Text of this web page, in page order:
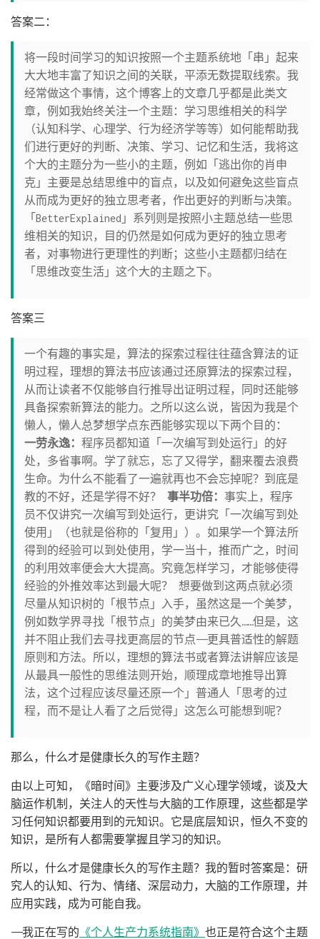
答案二：
将一段时间学习的知识按照一个主题系统地「串」起来
大大地丰富了知识之间的关联，平添无数提取线索。我
经常做这个事情，这个博客上的文章几乎都是此类文
章，例如我始终关注一个主题：学习思维相关的科学
（认知科学、心理学、行为经济学等等）如何能帮助我
们进行更好的判断、决策、学习、记忆和生活，我将这
个大的主题分为一些小的主题，例如「逃出你的肖申
克」主要是总结思维中的盲点，以及如何避免这些盲点
从而成为更好的独立思考者，作出更好的判断与决策。
「BetterExplained」系列则是按照小主题总结一些思
维相关的知识，目的仍然是如何成为更好的独立思考
者，对事物进行更理性的判断；这些小主题都归结在
「思维改变生活」这个大的主题之下。
答案三
一个有趣的事实是，算法的探索过程往往蕴含算法的证
明过程，理想的算法书应该通过还原算法的探索过程，
从而让读者不仅能够自行推导出证明过程，同时还能够
具备探索新算法的能力。之所以这么说，皆因为我是个
懒人，懒人总梦想学点东西能够实现以下两个目的：
一劳永逸： 程序员都知道「一次编写到处运行」的好
处，多省事啊。学了就忘，忘了又得学，翻来覆去浪费
生命。为什么不能看了一遍就再也不会忘掉呢？到底是
教的不好，还是学得不好？ 事半功倍： 事实上，程序
员不仅讲究一次编写到处运行，更讲究「一次编写到处
使用」（也就是俗称的「复用」）。如果学一个算法所
得到的经验可以到处使用，学一当十，推而广之，时间
的利用效率便会大大提高。究竟怎样学习，才能够使得
经验的外推效率达到最大呢？ 想要做到这两点就必须
尽量从知识树的「根节点」入手，虽然这是一个美梦，
例如数学界寻找「根节点」的美梦由来已久……但是，这
并不阻止我们去寻找更高层的节点——更具普适性的解题
原则和方法。所以，理想的算法书或者算法讲解应该是
从最具一般性的思维法则开始，顺理成章地推导出算
法，这个过程应该尽量还原一个」普通人「思考的过
程，而不是让人看了之后觉得」这怎么可能想到呢？
那么，什么才是健康长久的写作主题？
由以上可知，《暗时间》主要涉及广义心理学领域，谈及大
脑运作机制，关注人的天性与大脑的工作原理，这些都是学
习任何知识都要用到的元知识。它是底层知识，恒久不变的
知识，是所有人都需要掌握且学习的知识。
所以，什么才是健康长久的写作主题？我的暂时答案是：研
究人的认知、行为、情绪、深层动力，大脑的工作原理，并
应用实践，成为可能自我。
——我正在写的 《个人生产力系统指南》 也正是符合这个主题